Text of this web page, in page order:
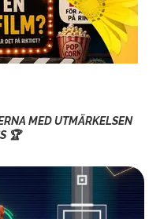
MED UTMÄRKELSEN
🏆